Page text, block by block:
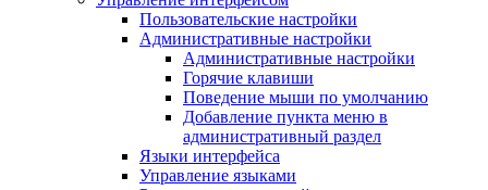
Пользовательские настройки
Административные настройки
Административные настройки
Горячие клавиши
Поведение мыши по умолчанию
Добавление пункта меню в
административный раздел
Языки интерфейса
Управление языками